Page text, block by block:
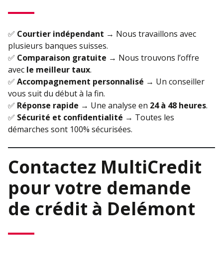
✅ Courtier indépendant → Nous travaillons avec
plusieurs banques suisses.
✅ Comparaison gratuite → Nous trouvons l’offre
avec le meilleur taux.
✅ Accompagnement personnalisé → Un conseiller
vous suit du début à la fin.
✅ Réponse rapide → Une analyse en 24 à 48 heures.
✅ Sécurité et confidentialité → Toutes les
démarches sont 100% sécurisées.
Contactez MultiCredit
pour votre demande
de crédit à Delémont